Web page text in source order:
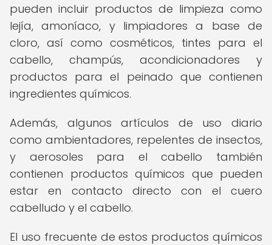
pueden incluir productos de limpieza como
lejía, amoníaco, y limpiadores a base de
cloro, así como cosméticos, tintes para el
cabello, champús, acondicionadores y
productos para el peinado que contienen
ingredientes químicos.
Además, algunos artículos de uso diario
como ambientadores, repelentes de insectos,
y aerosoles para el cabello también
contienen productos químicos que pueden
estar en contacto directo con el cuero
cabelludo y el cabello.
El uso frecuente de estos productos químicos